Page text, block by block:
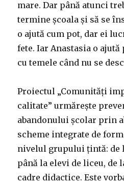
mare. Dar până atunci
termine școala și să se
o ajută cum pot, dar ei
fete. Iar Anastasia o
cu temele când nu se
Proiectul „Comunități
calitate” urmărește
abandonului școlar prin
scheme integrate de
nivelul grupului țintă: de
până la elevi de liceu, de
cadre didactice. Este